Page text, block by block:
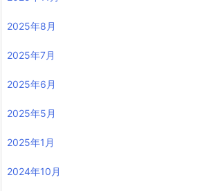
2025年8月
2025年7月
2025年6月
2025年5月
2025年1月
2024年10月